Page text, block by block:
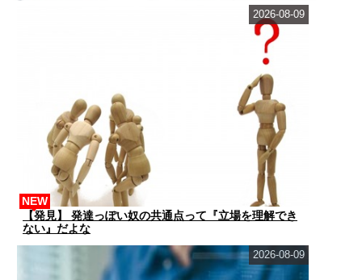
【発見】 発達っぽい奴の共通点って『立場を理解でき
ない』だよな
NEW
2026-08-09
2026-08-09